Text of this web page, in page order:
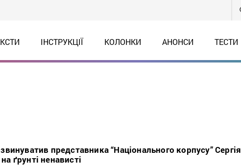
ІНСТРУКЦІЇ КОЛОНКИ АНОНСИ ТЕСТИ
представника “Національного корпусу” Сергія
ґрунті ненависті